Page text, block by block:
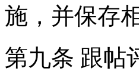
施，并保存
第九条 跟帖